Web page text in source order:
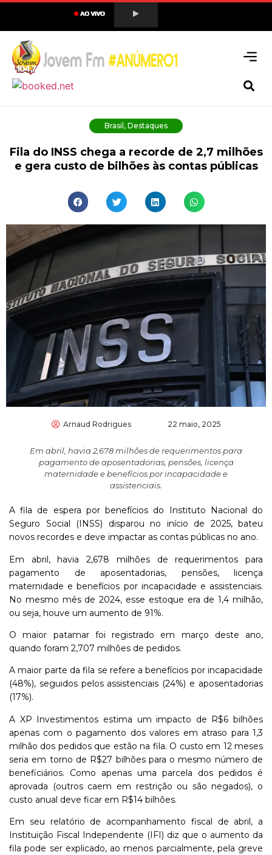
Brasil , Destaques
Fila do INSS chega a recorde de 2,7 milhões
e gera custo de bilhões às contas públicas
Arnaud Rodrigues 22 maio, 2025
Em abril, havia 2,678 milhões de requerimentos para
pagamento de aposentadorias, pensões, licença
maternidade e benefícios por incapacidade e
assistenciais.
A fila de espera por benefícios do Instituto Nacional do
Seguro Social (INSS) disparou no início de 2025, bateu
novos recordes e deve impactar as contas públicas no ano.
Em abril, havia 2,678 milhões de requerimentos para
pagamento de aposentadorias, pensões, licença
maternidade e benefícios por incapacidade e assistenciais.
No mesmo mês de 2024, esse estoque era de 1,4 milhão,
ou seja, houve um aumento de 91%.
O maior patamar foi registrado em março deste ano,
quando foram 2,707 milhões de pedidos.
A maior parte da fila se refere a benefícios por incapacidade
(48%), seguidos pelos assistenciais (24%) e aposentadorias
(17%).
A XP Investimentos estima um impacto de R$6 bilhões
apenas com o pagamento dos valores em atraso para 1,3
milhão dos pedidos que estão na fila. O custo em 12 meses
seria em torno de R$27 bilhões para o mesmo número de
beneficiários. Como apenas uma parcela dos pedidos é
aprovada (outros caem em restrição ou são negados), o
custo anual deve ficar em R$14 bilhões.
Em seu relatório de acompanhamento fiscal de abril, a
Instituição Fiscal Independente (IFI) diz que o aumento da
fila pode ser explicado, ao menos parcialmente, pela greve